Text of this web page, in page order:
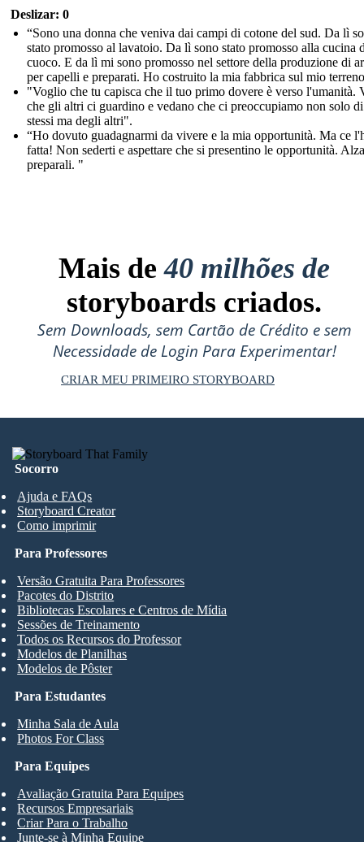
Deslizar: 0
“Sono una donna che veniva dai campi di cotone del sud. Da lì
stato promosso al lavatoio. Da lì sono stato promosso alla cucina
cuoco. E da lì mi sono promosso nel settore della produzione di
per capelli e preparati. Ho costruito la mia fabbrica sul mio
"Voglio che tu capisca che il tuo primo dovere è verso l'umanità.
che gli altri ci guardino e vedano che ci preoccupiamo non solo
stessi ma degli altri".
“Ho dovuto guadagnarmi da vivere e la mia opportunità. Ma ce
fatta! Non sederti e aspettare che si presentino le opportunità.
preparali. "
Mais de40 milhões de
storyboards criados.
Sem Downloads, sem Cartão de Crédito e sem
Necessidade de Login Para Experimentar!
CRIAR MEU PRIMEIRO STORYBOARD
Socorro
Ajuda e FAQs
Storyboard Creator
Como imprimir
Para Estudantes
Minha Sala de Aula
Photos For Class
Para Professores
Versão Gratuita Para Professores
Pacotes do Distrito
Bibliotecas Escolares e Centros de Mídia
Sessões de Treinamento
Todos os Recursos do Professor
Modelos de Planilhas
Modelos de Pôster
Para Equipes
Avaliação Gratuita Para Equipes
Recursos Empresariais
Criar Para o Trabalho
Junte-se à Minha Equipe